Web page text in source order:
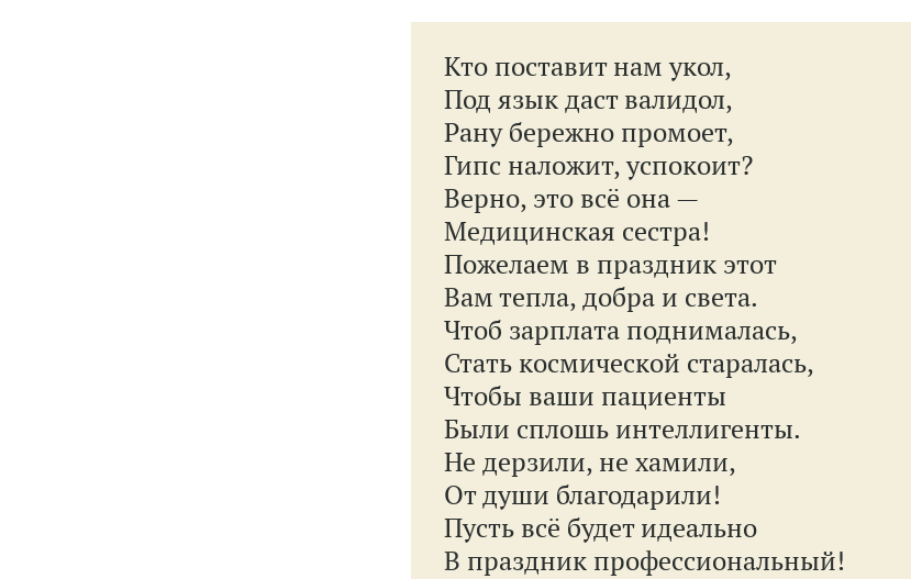
Кто поставит нам укол,
Под язык даст валидол,
Рану бережно промоет,
Гипс наложит, успокоит?
Верно, это всё она —
Медицинская сестра!
Пожелаем в праздник этот
Вам тепла, добра и света.
Чтоб зарплата поднималась,
Стать космической старалась,
Чтобы ваши пациенты
Были сплошь интеллигенты.
Не дерзили, не хамили,
От души благодарили!
Пусть всё будет идеально
В праздник профессиональный!